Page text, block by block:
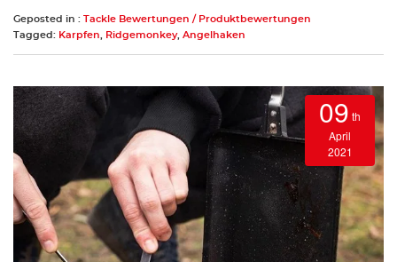
Geposted in :
Tackle Bewertungen / Produktbewertungen
Tagged: Karpfen, Ridgemonkey, Angelhaken
09 th
April
2021